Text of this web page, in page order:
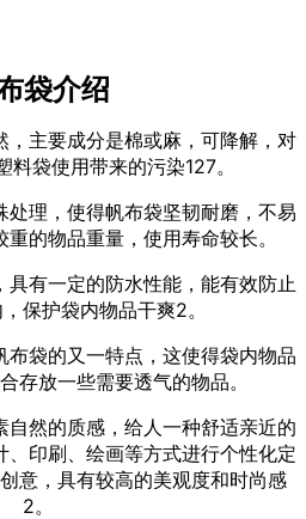
袋介绍
，主要成分是棉或麻，可降解，对
料袋使用带来的污染127。
处理，使得帆布袋坚韧耐磨，不易
的物品重量，使用寿命较长。
具有一定的防水性能，能有效防止
保护袋内物品干爽2。
布袋的又一特点，这使得袋内物品
存放一些需要透气的物品。
自然的质感，给人一种舒适亲近的
印刷、绘画等方式进行个性化定
意，具有较高的美观度和时尚感
2。